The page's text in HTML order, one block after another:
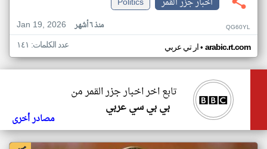
Jan 19, 2026
منذ ٦ أشهر QG60YL
ار تي عربي• arabic.rt.com عدد الكلمات: ١٤١
تابع اخر اخبار جزر القمر من
بي بي سي عربي
مصادر أخرى